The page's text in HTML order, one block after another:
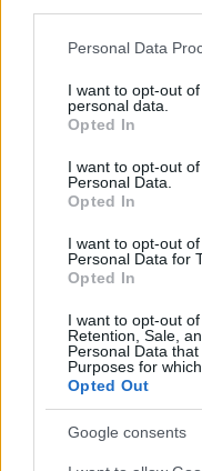
Please note that this
not limited to your visit
grant or deny consent
use your data for
consent section.
Personal Data
I want to opt-out
personal data.
Opted In
I want to opt-out
Personal Data.
Opted In
I want to opt-out
Personal Data for
Opted In
I want to opt-out
Retention, Sale,
Personal Data
Purposes for
Opted Out
Google consents
E-mail cím
Feliratkozom a
LEGFRISSEBB